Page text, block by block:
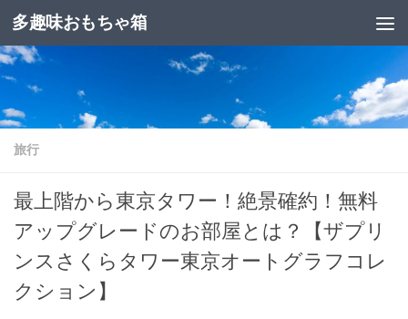
コンテンツへスキップ
多趣味おもちゃ箱
旅行
最上階から東京タワー！絶景確約！無料
アップグレードのお部屋とは？【ザプリ
ンスさくらタワー東京オートグラフコレ
クション】